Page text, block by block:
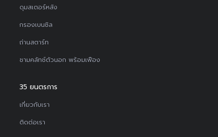
ดุมสเตอร์หลัง
กรองเบนซิล
ถ่านสตาร์ท
ชามคลัทช์ตัวนอก พร้อมเฟือง
35 ยนตรการ
เกี่ยวกับเรา
ติดต่อเรา